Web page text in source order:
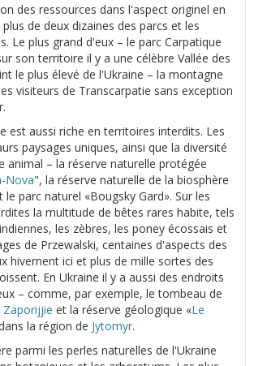
des ressources dans l'aspect originel en
de deux dizaines des parcs et les
Le plus grand d'eux – le parc Carpatique
son territoire il y a une célèbre Vallée des
le plus élevé de l'Ukraine – la montagne
visiteurs de Transcarpatie sans exception
est aussi riche en territoires interdits. Les
paysages uniques, ainsi que la diversité
animal – la réserve naturelle protégée
Nova", la réserve naturelle de la biosphère
parc naturel «Bougsky Gard». Sur les
la multitude de bêtes rares habite, tels
les zèbres, les poney écossais et
de Przewalski, centaines d'aspects des
hivernent ici et plus de mille sortes des
En Ukraine il y a aussi des endroits
– comme, par exemple, le tombeau de
Zaporijjie et la réserve géologique «Le
la région de Jytomyr.
parmi les perles naturelles de l'Ukraine